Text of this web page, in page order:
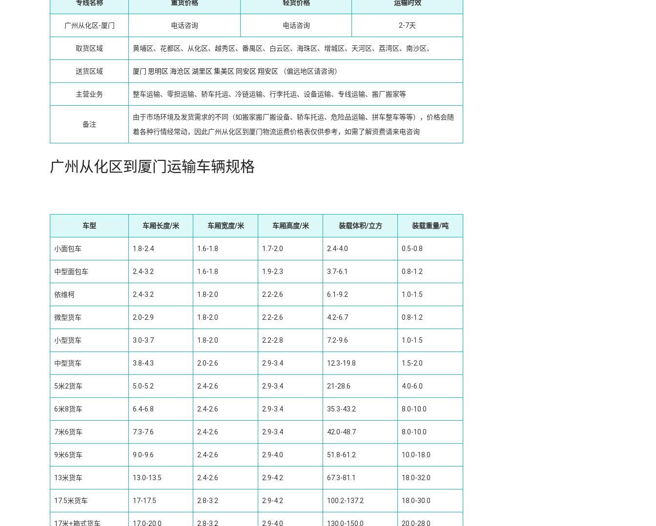
专线名称 重货价格 轻货价格 运输时效
广州从化区-厦门 电话咨询 电话咨询 2-7天
取货区域 黄埔区、花都区、从化区、越秀区、番禺区、白云区、海珠区、增城区、天河区、荔湾区、南沙区、
送货区域 厦门 思明区 海沧区 湖里区 集美区 同安区 翔安区 （偏远地区请咨询）
主营业务 整车运输、零担运输、轿车托运、冷链运输、行李托运、设备运输、专线运输、搬厂搬家等
备注
由于市场环境及发货需求的不同（如搬家搬厂搬设备、轿车托运、危险品运输、拼车整车等等），价格会随
着各种行情经常动，因此广州从化区到厦门物流运费价格表仅供参考，如需了解资费请来电咨询
广州从化区到厦门运输车辆规格
车型 车厢长度/米 车厢宽度/米 车厢高度/米 装载体积/立方 装载重量/吨
小面包车 1.8-2.4 1.6-1.8 1.7-2.0 2.4-4.0 0.5-0.8
中型面包车 2.4-3.2 1.6-1.8 1.9-2.3 3.7-6.1 0.8-1.2
依维柯 2.4-3.2 1.8-2.0 2.2-2.6 6.1-9.2 1.0-1.5
微型货车 2.0-2.9 1.8-2.0 2.2-2.6 4.2-6.7 0.8-1.2
小型货车 3.0-3.7 1.8-2.0 2.2-2.8 7.2-9.6 1.0-1.5
中型货车 3.8-4.3 2.0-2.6 2.9-3.4 12.3-19.8 1.5-2.0
5米2货车 5.0-5.2 2.4-2.6 2.9-3.4 21-28.6 4.0-6.0
6米8货车 6.4-6.8 2.4-2.6 2.9-3.4 35.3-43.2 8.0-10.0
7米6货车 7.3-7.6 2.4-2.6 2.9-3.4 42.0-48.7 8.0-10.0
9米6货车 9.0-9.6 2.4-2.6 2.9-4.0 51.8-61.2 10.0-18.0
13米货车 13.0-13.5 2.4-2.6 2.9-4.2 67.3-81.1 18.0-32.0
17.5米货车 17-17.5 2.8-3.2 2.9-4.2 100.2-137.2 18.0-30.0
17米+箱式货车 17.0-20.0 2.8-3.2 2.9-4.0 130.0-150.0 20.0-28.0